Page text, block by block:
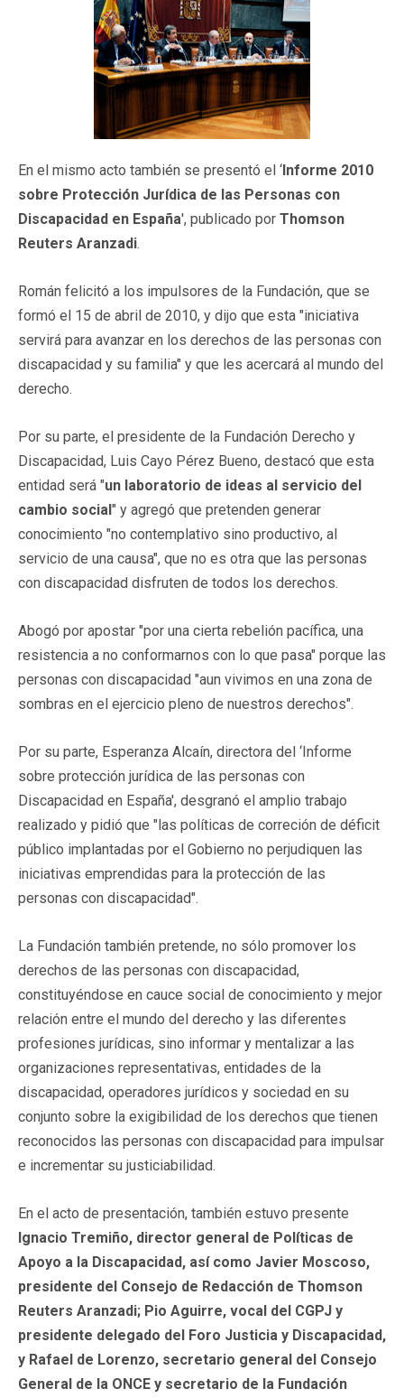
En el mismo acto también se presentó el ‘Informe 2010
sobre Protección Jurídica de las Personas con
Discapacidad en España', publicado por Thomson
Reuters Aranzadi.
Román felicitó a los impulsores de la Fundación, que se
formó el 15 de abril de 2010, y dijo que esta "iniciativa
servirá para avanzar en los derechos de las personas con
discapacidad y su familia" y que les acercará al mundo del
derecho.
Por su parte, el presidente de la Fundación Derecho y
Discapacidad, Luis Cayo Pérez Bueno, destacó que esta
entidad será "un laboratorio de ideas al servicio del
cambio social" y agregó que pretenden generar
conocimiento "no contemplativo sino productivo, al
servicio de una causa", que no es otra que las personas
con discapacidad disfruten de todos los derechos.
Abogó por apostar "por una cierta rebelión pacífica, una
resistencia a no conformarnos con lo que pasa" porque las
personas con discapacidad "aun vivimos en una zona de
sombras en el ejercicio pleno de nuestros derechos".
Por su parte, Esperanza Alcaín, directora del ‘Informe
sobre protección jurídica de las personas con
Discapacidad en España', desgranó el amplio trabajo
realizado y pidió que "las políticas de correción de déficit
público implantadas por el Gobierno no perjudiquen las
iniciativas emprendidas para la protección de las
personas con discapacidad".
La Fundación también pretende, no sólo promover los
derechos de las personas con discapacidad,
constituyéndose en cauce social de conocimiento y mejor
relación entre el mundo del derecho y las diferentes
profesiones jurídicas, sino informar y mentalizar a las
organizaciones representativas, entidades de la
discapacidad, operadores jurídicos y sociedad en su
conjunto sobre la exigibilidad de los derechos que tienen
reconocidos las personas con discapacidad para impulsar
e incrementar su justiciabilidad.
En el acto de presentación, también estuvo presente
Ignacio Tremiño, director general de Políticas de
Apoyo a la Discapacidad, así como Javier Moscoso,
presidente del Consejo de Redacción de Thomson
Reuters Aranzadi; Pio Aguirre, vocal del CGPJ y
presidente delegado del Foro Justicia y Discapacidad,
y Rafael de Lorenzo, secretario general del Consejo
General de la ONCE y secretario de la Fundación